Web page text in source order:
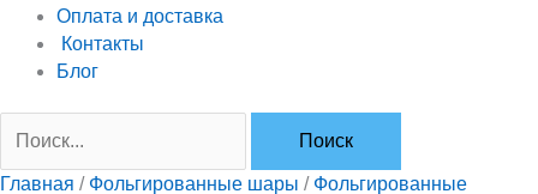
Оплата и доставка
Контакты
Блог
Главная / Фольгированные шары / Фольгированные